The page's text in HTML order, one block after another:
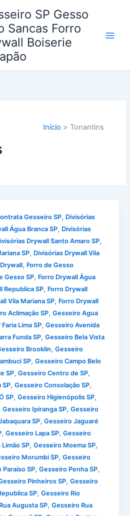
SP Gesso
Sancas Forro
Boiserie
Início Tonantins
Gesseiro SP, Divisórias
Água Branca SP, Divisórias
Drywall Santo Amaro SP,
SP, Divisórias Drywall Vila
, Forro de Gesso
Gesso SP, Forro Drywall Água
Republica SP, Forro Drywall
Vila Mariana SP, Forro Drywall
Aclimação SP,Gesseiro Agua
Lima SP,Gesseiro Avenida
Funda SP,Gesseiro Bela Vista
Brooklin,Gesseiro
SP,Gesseiro Campo Belo
SP,Gesseiro Centro de SP,
SP,Gesseiro Consolação SP,
SP,Gesseiro Higienópolis SP,
Gesseiro Ipiranga SP,Gesseiro
SP,Gesseiro Jaguaré
,Gesseiro Lapa SP,Gesseiro
SP,Gesseiro Moema SP,
Morumbi SP,Gesseiro
Paraíso SP,Gesseiro Penha SP,
Pinheiros SP,Gesseiro
SP,Gesseiro Rio
Augusta SP,Gesseiro Rua